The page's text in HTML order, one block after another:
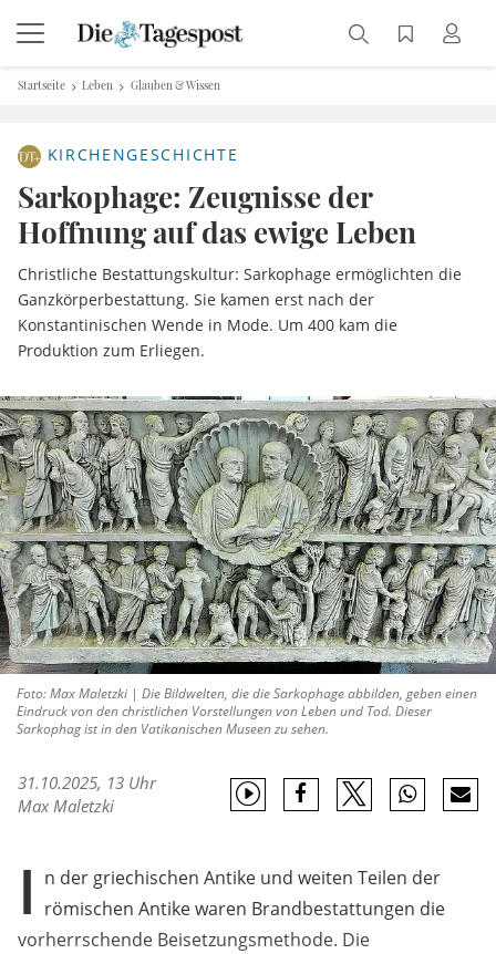
Startseite Leben Glauben & Wissen
KIRCHENGESCHICHTE
Sarkophage: Zeugnisse der
Hoffnung auf das ewige Leben
Christliche Bestattungskultur: Sarkophage ermöglichten die
Ganzkörperbestattung. Sie kamen erst nach der
Konstantinischen Wende in Mode. Um 400 kam die
Produktion zum Erliegen.
Foto: Max Maletzki | Die Bildwelten, die die Sarkophage abbilden, geben einen
Eindruck von den christlichen Vorstellungen von Leben und Tod. Dieser
Sarkophag ist in den Vatikanischen Museen zu sehen.
31.10.2025, 13 Uhr
Max Maletzki
I n der griechischen Antike und weiten Teilen der
römischen Antike waren Brandbestattungen die
vorherrschende Beisetzungsmethode. Die